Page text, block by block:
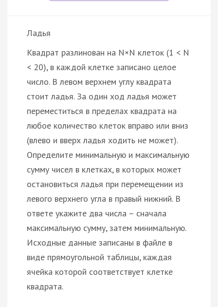
Ладья
Квадрат разлинован на N×N клеток (1 < N
< 20), в каждой клетке записано целое
число. В левом верхнем углу квадрата
стоит ладья. За один ход ладья может
переместиться в пределах квадрата на
любое количество клеток вправо или вниз
(влево и вверх ладья ходить не может).
Определите минимальную и максимальную
сумму чисел в клетках, в которых может
остановиться ладья при перемещении из
левого верхнего угла в правый нижний. В
ответе укажите два числа – сначала
максимальную сумму, затем минимальную.
Исходные данные записаны в файле в
виде прямоугольной таблицы, каждая
ячейка которой соответствует клетке
квадрата.